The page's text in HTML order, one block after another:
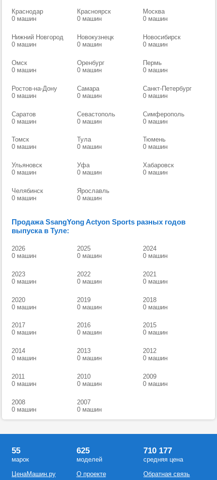
Краснодар
0 машин
Красноярск
0 машин
Москва
0 машин
Нижний Новгород
0 машин
Новокузнецк
0 машин
Новосибирск
0 машин
Омск
0 машин
Оренбург
0 машин
Пермь
0 машин
Ростов-на-Дону
0 машин
Самара
0 машин
Санкт-Петербург
0 машин
Саратов
0 машин
Севастополь
0 машин
Симферополь
0 машин
Томск
0 машин
Тула
0 машин
Тюмень
0 машин
Ульяновск
0 машин
Уфа
0 машин
Хабаровск
0 машин
Челябинск
0 машин
Ярославль
0 машин
Продажа SsangYong Actyon Sports разных годов
выпуска в Туле:
2026
0 машин
2025
0 машин
2024
0 машин
2023
0 машин
2022
0 машин
2021
0 машин
2020
0 машин
2019
0 машин
2018
0 машин
2017
0 машин
2016
0 машин
2015
0 машин
2014
0 машин
2013
0 машин
2012
0 машин
2011
0 машин
2010
0 машин
2009
0 машин
2008
0 машин
2007
0 машин
55
марок
ЦенаМашин.ру
625
моделей
О проекте
710 177
средняя цена
Обратная связь